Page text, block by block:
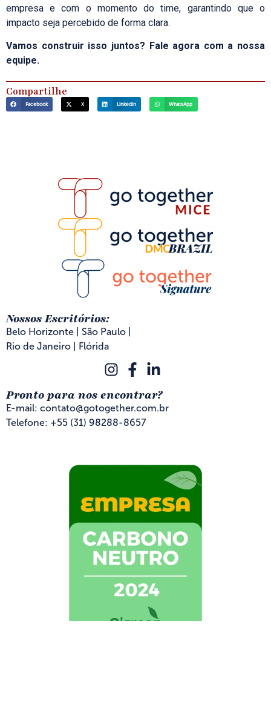
empresa e com o momento do time, garantindo que o
impacto seja percebido de forma clara.
Vamos construir isso juntos? Fale agora com a nossa
equipe.
Compartilhe
Facebook X LinkedIn WhatsApp
Nossos Escritórios:
Belo Horizonte | São Paulo |
Rio de Janeiro | Flórida
Pronto para nos encontrar?
E-mail: contato@gotogether.com.br
Telefone: +55 (31) 98288-8657